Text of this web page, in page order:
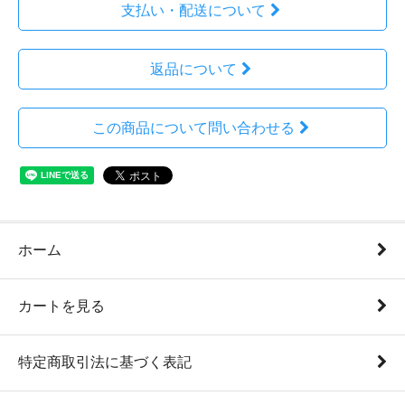
支払い・配送について
返品について
この商品について問い合わせる
ホーム
カートを見る
特定商取引法に基づく表記